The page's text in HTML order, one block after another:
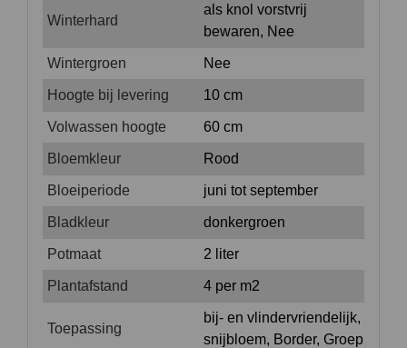
Winterhard
als knol vorstvrij
bewaren, Nee
Wintergroen Nee
Hoogte bij levering 10 cm
Volwassen hoogte 60 cm
Bloemkleur Rood
Bloeiperiode juni tot september
Bladkleur donkergroen
Potmaat 2 liter
Plantafstand 4 per m2
Toepassing
bij- en vlindervriendelijk,
snijbloem, Border, Groep